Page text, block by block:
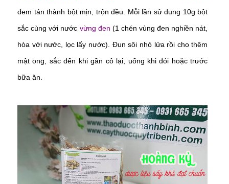
đem tán thành bột mịn, trộn đều. Mỗi lần sử dụng 10g bột
sắc cùng với nước vừng đen (1 chén vùng đen nghiền nát,
hòa với nước, lọc lấy nước). Đun sôi nhỏ lửa rồi cho thêm
mật ong, sắc đến khi gần cô lại, uống khi đói hoặc trước
bữa ăn.